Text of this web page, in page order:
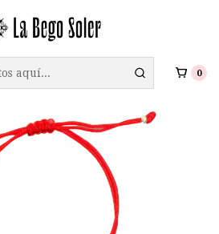
0
CHILE EN COMPRAS SOBRE $69.990